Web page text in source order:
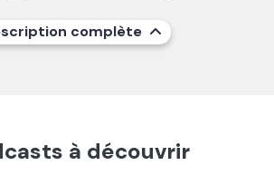
complète
à découvrir